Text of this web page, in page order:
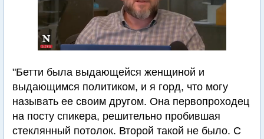
"Бетти была выдающейся женщиной и
выдающимся политиком, и я горд, что могу
называть ее своим другом. Она первопроходец
на посту спикера, решительно пробившая
стеклянный потолок. Второй такой не было. С